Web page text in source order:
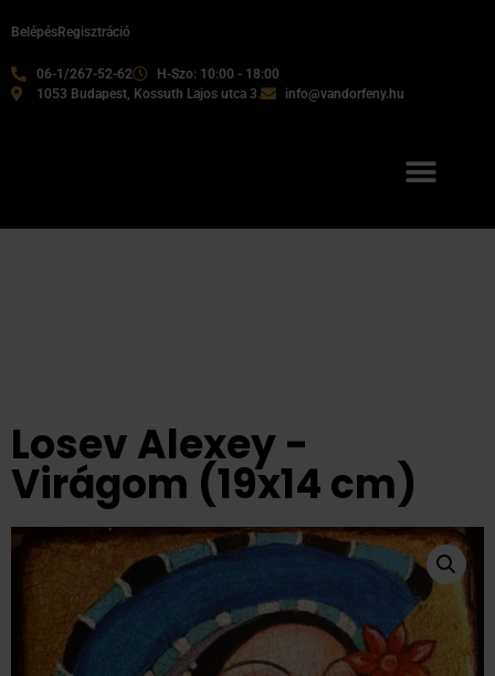
06-1/267-52-62
H-Szo: 10:00 - 18:00
1053 Budapest, Kossuth Lajos utca 3.
info@vandorfeny.hu
BelépésRegisztráció
Losev Alexey -
Virágom (19x14 cm)